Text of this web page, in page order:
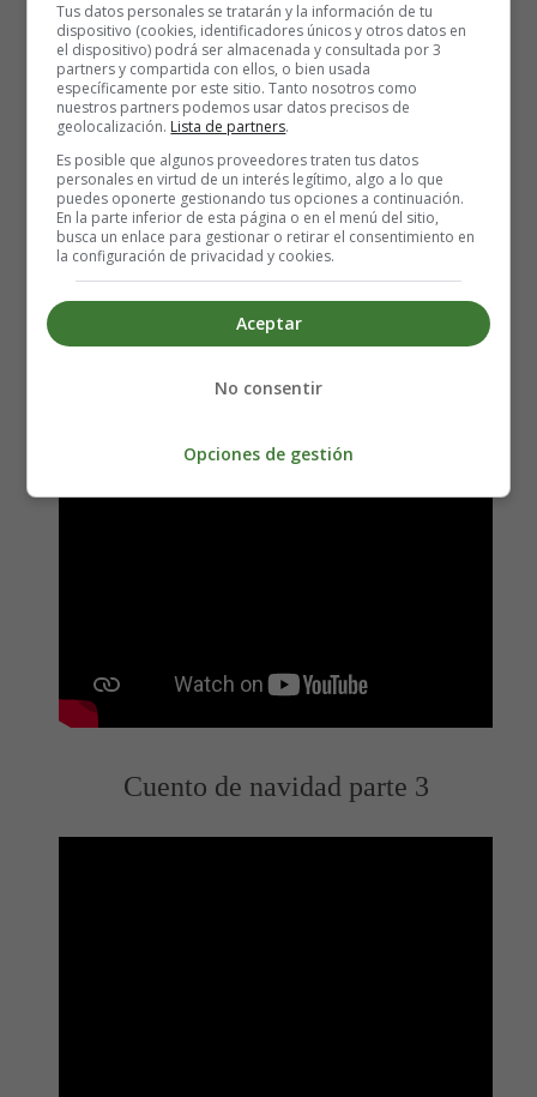
Cuento de Navidad parte 2
Cuento de navidad parte 3
Tus datos personales se tratarán y la información de tu
dispositivo (cookies, identificadores únicos y otros datos en
el dispositivo) podrá ser almacenada y consultada por 3
partners y compartida con ellos, o bien usada
específicamente por este sitio. Tanto nosotros como
nuestros partners podemos usar datos precisos de
geolocalización. Lista de partners.
Es posible que algunos proveedores traten tus datos
personales en virtud de un interés legítimo, algo a lo que
puedes oponerte gestionando tus opciones a continuación.
En la parte inferior de esta página o en el menú del sitio,
busca un enlace para gestionar o retirar el consentimiento en
la configuración de privacidad y cookies.
Aceptar
No consentir
Opciones de gestión